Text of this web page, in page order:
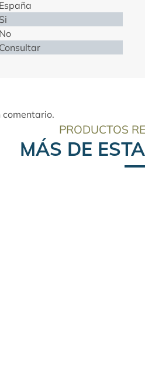
España
Si
No
Consultar
PRODUCTOS
MÁS DE